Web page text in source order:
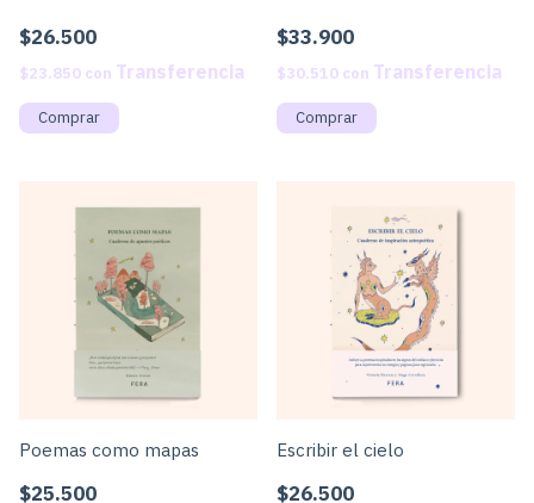
$26.500
$23.850 con
$33.900
$30.510 con
Poemas como mapas
$25.500
Escribir el cielo
$26.500